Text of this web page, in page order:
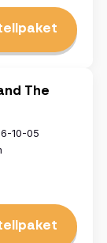
The
10-05